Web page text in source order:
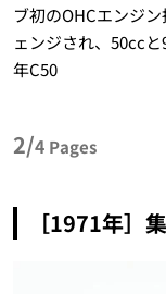
ブ初のOHCエンジ
ェンジされ、50cc
年C50
2/4 Pages
［1971年］